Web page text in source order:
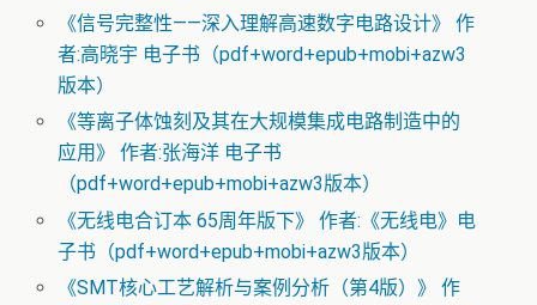
《信号完整性——深入理解高速数字电路设计》 作
者:高晓宇 电子书（pdf+word+epub+mobi+azw3
版本）
《等离子体蚀刻及其在大规模集成电路制造中的
应用》 作者:张海洋 电子书
（pdf+word+epub+mobi+azw3版本）
《无线电合订本 65周年版下》 作者:《无线电》电
子书（pdf+word+epub+mobi+azw3版本）
《SMT核心工艺解析与案例分析（第4版）》 作